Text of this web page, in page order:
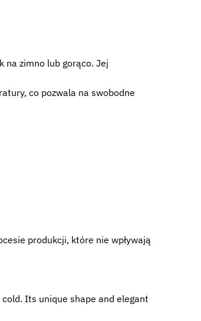
na zimno lub gorąco. Jej
co pozwala na swobodne
produkcji, które nie wpływają
Its unique shape and elegant